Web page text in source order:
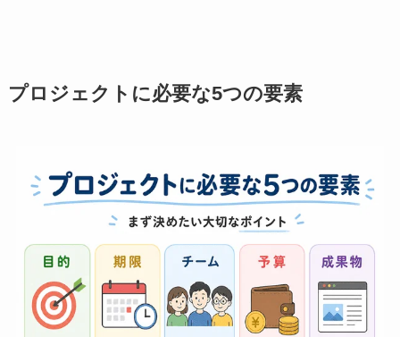
プロジェクトに必要な5つの要素